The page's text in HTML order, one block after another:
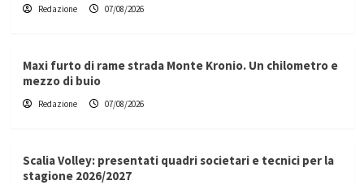
Redazione 07/08/2026
Maxi furto di rame strada Monte Kronio. Un chilometro e
mezzo di buio
Redazione 07/08/2026
Scalia Volley: presentati quadri societari e tecnici per la
stagione 2026/2027